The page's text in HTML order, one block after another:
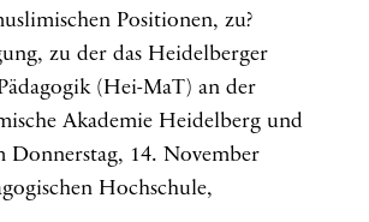
Positionen, zu?
zu der das Heidelberger
(Hei-MaT) an der
Akademie Heidelberg und
Donnerstag, 14. November
Hochschule,